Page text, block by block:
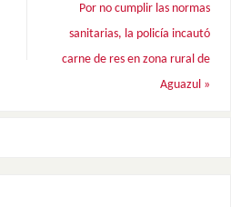
Por no cumplir las normas
sanitarias, la policía incautó
carne de res en zona rural de
Aguazul »